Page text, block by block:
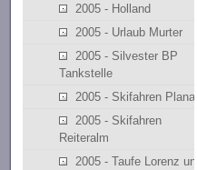
2005 - Holland
2005 - Urlaub Murter
2005 - Silvester BP
Tankstelle
2005 - Skifahren Planai
2005 - Skifahren
Reiteralm
2005 - Taufe Lorenz und